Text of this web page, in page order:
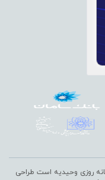
روزی وحیدیه است طراحی